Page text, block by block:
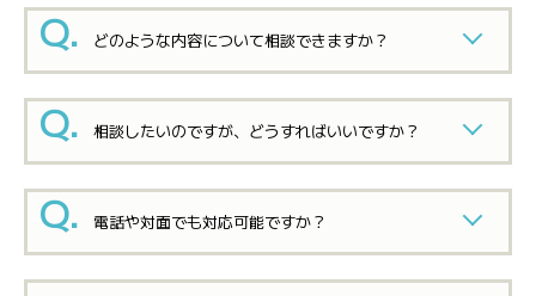
どのような内容について相談できますか？
相談したいのですが、どうすればいいですか？
電話や対面でも対応可能ですか？